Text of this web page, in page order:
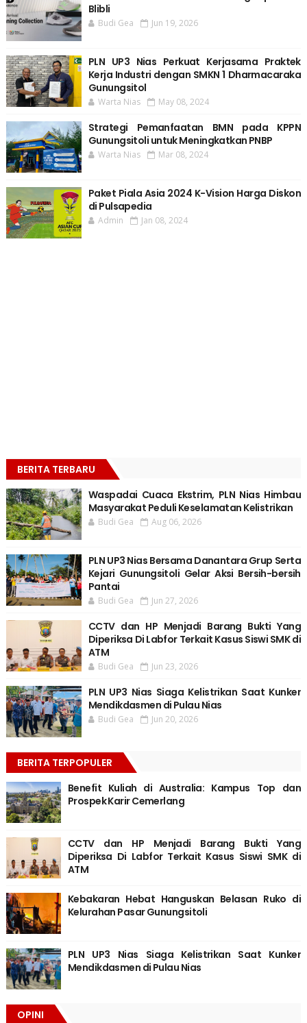
Blibli
Budi Gea Jun 19, 2026
PLN UP3 Nias Perkuat Kerjasama Praktek
Kerja Industri dengan SMKN 1 Dharmacaraka
Gunungsitol
Warta Nias May 08, 2024
Strategi Pemanfaatan BMN pada KPPN
Gunungsitoli untuk Meningkatkan PNBP
Warta Nias Mar 08, 2024
Paket Piala Asia 2024 K-Vision Harga Diskon
di Pulsapedia
Admin Jan 08, 2024
BERITA TERBARU
Waspadai Cuaca Ekstrim, PLN Nias Himbau
Masyarakat Peduli Keselamatan Kelistrikan
Budi Gea Aug 06, 2026
PLN UP3 Nias Bersama Danantara Grup Serta
Kejari Gunungsitoli Gelar Aksi Bersih-bersih
Pantai
Budi Gea Jun 27, 2026
CCTV dan HP Menjadi Barang Bukti Yang
Diperiksa Di Labfor Terkait Kasus Siswi SMK di
ATM
Budi Gea Jun 23, 2026
PLN UP3 Nias Siaga Kelistrikan Saat Kunker
Mendikdasmen di Pulau Nias
Budi Gea Jun 20, 2026
BERITA TERPOPULER
Benefit Kuliah di Australia: Kampus Top dan
Prospek Karir Cemerlang
CCTV dan HP Menjadi Barang Bukti Yang
Diperiksa Di Labfor Terkait Kasus Siswi SMK di
ATM
Kebakaran Hebat Hanguskan Belasan Ruko di
Kelurahan Pasar Gunungsitoli
PLN UP3 Nias Siaga Kelistrikan Saat Kunker
Mendikdasmen di Pulau Nias
OPINI